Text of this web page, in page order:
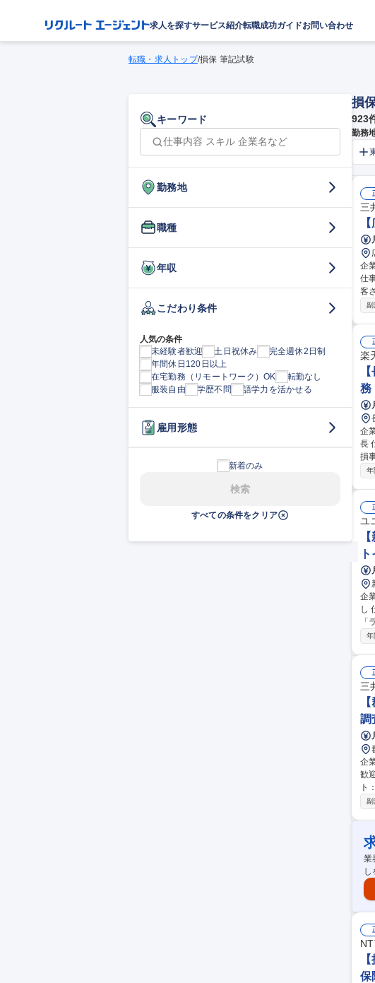
求人を探すサービス紹介転職成功ガイドお問い合わせ
転職・求人トップ/損保 筆記試験
キーワード
勤務地
職種
年収
こだわり条件
人気の条件
未経験者歓迎
土日祝休み
完全週休2日制
年間休日120日以上
在宅勤務（リモートワーク）OK
転勤なし
服装自由
学歴不問 語学力を活かせる
雇用形態
新着のみ
検索
すべての条件をクリア
損
923
勤務
三
企業名 三
仕
客
で 迅速かつ円満な解決に向けた高い品質のサービスを提供します。※実務について入社後は過失割合の発生しな
副
楽
務
企業名 楽天
長 仕事の内容 【損害サービス本部のマネージャー候補として下記役割をお任せします】 ・自動車保険の人身・物
損事
険のサ
休
年
ユ
企業名 ユニ
し 仕事の内容 ■同社のプロケア営業として、病院・施設に向けた排泄ケアの課題解決の提案をお任せします。
「
自
年
三
調
企業名 三
歓迎 仕事の内容 ■損害サポート：損害の調査・保険金の支払などの業務を担当頂きます。
ト
解決まで 迅速かつ円満な解
保険種
未
副
業
し
保